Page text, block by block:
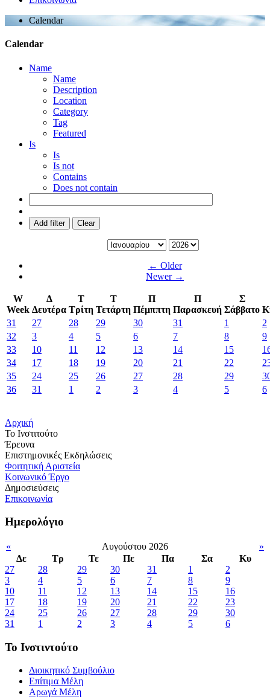
Calendar
Calendar
Name
Name
Description
Location
Category
Tag
Featured
Is
Is
Is not
Contains
Does not contain
Add filter Clear
← Older
Newer →
W
Week
Δ
Δευτέρα
Τ
Τρίτη
Τ
Τετάρτη
Π
Πέμππτη
Π
Παρασκευή
Σ
Σάββατο
31
27 28 29 30 31 1
2
32
3 4 5 6 7 8
9
33
10 11 12 13 14 15
34
17 18 19 20 21 22
35
24 25 26 27 28 29
36
31 1 2 3 4 5 6
Αρχική
Το Ινστιτούτο
Έρευνα
Επιστημονικές Εκδηλώσεις
Φοιτητική Αριστεία
Κοινωνικό Έργο
Δημοσιεύσεις
Επικοινωνία
Ημερολόγιο
« Αυγούστου 2026
»
Δε
Τρ Τε Πε Πα Σα
Κυ
27
28 29 30 31 1
2
3
4 5 6 7 8
9
10
11 12 13 14 15
16
17
18 19 20 21 22
23
24
25 26 27 28 29
30
31
1 2 3 4 5 6
Το Ινστιντούτο
Διοικητικό Συμβούλιο
Επίτιμα Μέλη
Αρωγά Μέλη